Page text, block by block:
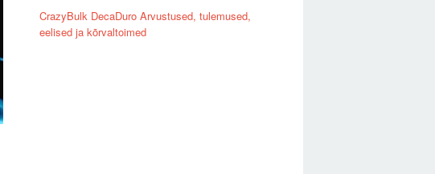
CrazyBulk DecaDuro Arvustused, tulemused,
eelised ja kõrvaltoimed